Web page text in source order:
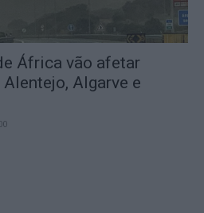
África vão afetar
Algarve e